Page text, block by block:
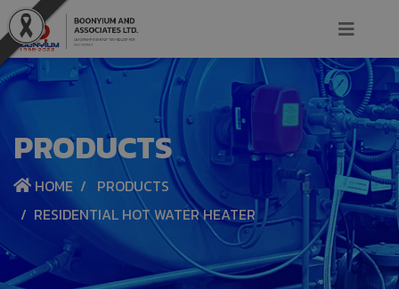
PRODUCTS
HOME
PRODUCTS
RESIDENTIAL HOT WATER HEATER